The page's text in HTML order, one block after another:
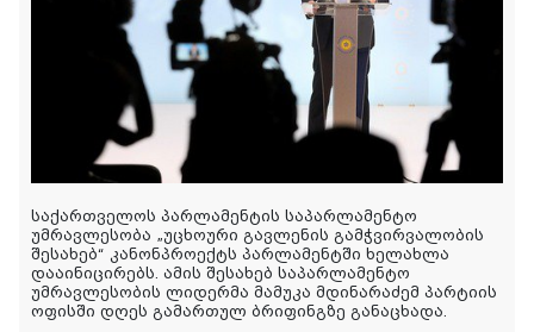
საქართველოს პარლამენტის საპარლამენტო
უმრავლესობა „უცხოური გავლენის გამჭვირვალობის
შესახებ“ კანონპროექტს პარლამენტში ხელახლა
დააინიცირებს. ამის შესახებ საპარლამენტო
უმრავლესობის ლიდერმა მამუკა მდინარაძემ პარტიის
ოფისში დღეს გამართულ ბრიფინგზე განაცხადა.